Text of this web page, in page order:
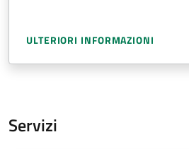
ULTERIORI INFORMAZIONI
Servizi